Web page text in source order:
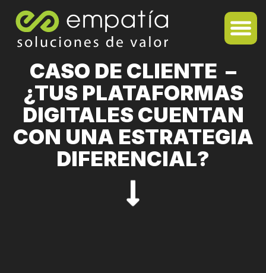
CASO DE CLIENTE –
¿TUS PLATAFORMAS
DIGITALES CUENTAN
CON UNA ESTRATEGIA
DIFERENCIAL?